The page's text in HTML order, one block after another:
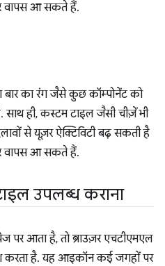
वापस आ सकते हैं.
का रंग जैसे कुछ कॉम्पोनेंट को
ही, कस्टम टाइल जैसी चीज़ें भी
से यूज़र ऐक्टिविटी बढ़ सकती है
वापस आ सकते हैं.
उपलब्ध कराना
आता है, तो ब्राउज़र एचटीएमएल
है. यह आइकॉन कई जगहों पर